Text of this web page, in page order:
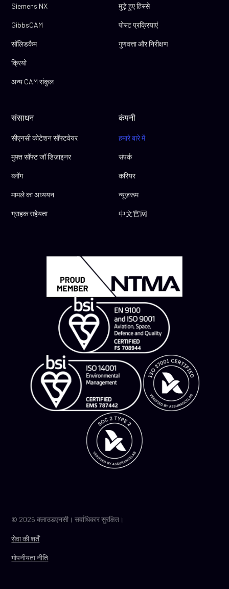
Siemens NX
GibbsCAM
सॉलिडकैम
क्रियो
अन्य CAM संकुल
मुड़े हुए हिस्से
पोस्ट प्रक्रियाएं
गुणवत्ता और निरीक्षण
संसाधन
सीएनसी कोटेशन सॉफ्टवेयर
मुफ़्त सॉफ्ट जॉ डिज़ाइनर
ब्लॉग
मामले का अध्ययन
ग्राहक सहेयता
कंपनी
हमारे बारे में
संपर्क
करियर
न्यूज़रूम
中文官网
सेवा की शर्तें
गोपनीयता नीति
© 2026 क्लाउडएनसी। सर्वाधिकार सुरक्षित।